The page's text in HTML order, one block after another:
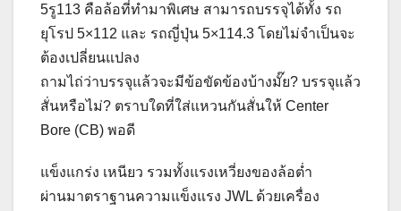
5รู113 คือล้อที่ทำมาพิเศษ สามารถบรรจุได้ทั้ง รถ
ยุโรป 5×112 และ รถญี่ปุ่น 5×114.3 โดยไม่จำเป็นจะ
ต้องเปลี่ยนแปลง
ถามไถ่ว่าบรรจุแล้วจะมีข้อขัดข้องบ้างมั๊ย? บรรจุแล้ว
สั่นหรือไม่? ตราบใดที่ใส่แหวนกันสั่นให้ Center
Bore (CB) พอดี
แข็งแกร่ง เหนียว รวมทั้งแรงเหวี่ยงของล้อต่ำ
ผ่านมาตราฐานความแข็งแรง JWL ด้วยเครื่อง